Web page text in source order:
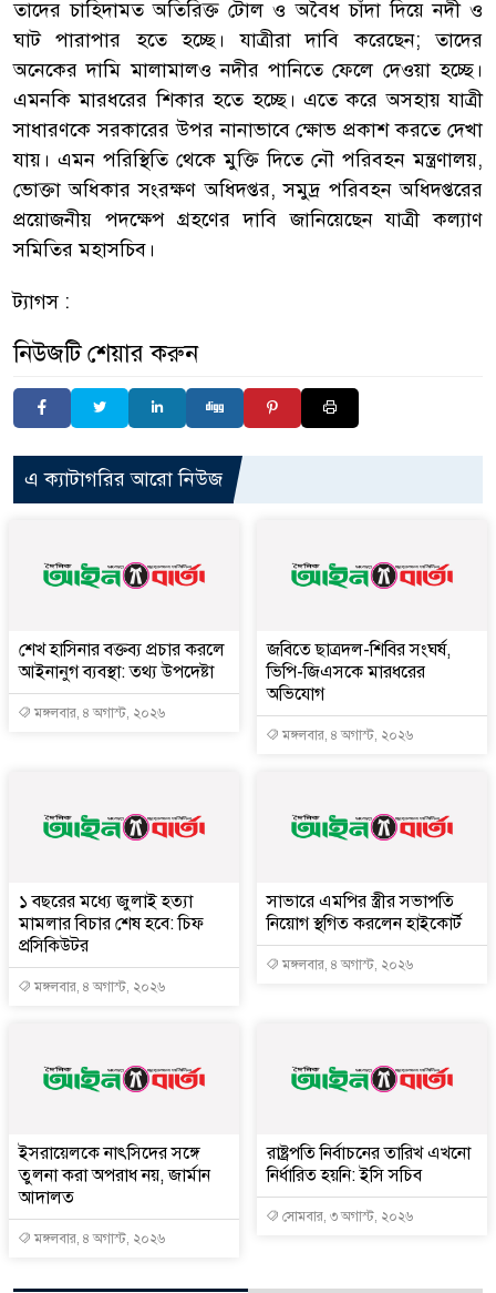
তাদের চাহিদামত অতিরিক্ত টোল ও অবৈধ চাঁদা দিয়ে নদী ও
ঘাট পারাপার হতে হচ্ছে। যাত্রীরা দাবি করেছেন; তাদের
অনেকের দামি মালামালও নদীর পানিতে ফেলে দেওয়া হচ্ছে।
এমনকি মারধরের শিকার হতে হচ্ছে। এতে করে অসহায় যাত্রী
সাধারণকে সরকারের উপর নানাভাবে ক্ষোভ প্রকাশ করতে দেখা
যায়। এমন পরিস্থিতি থেকে মুক্তি দিতে নৌ পরিবহন মন্ত্রণালয়,
ভোক্তা অধিকার সংরক্ষণ অধিদপ্তর, সমুদ্র পরিবহন অধিদপ্তরের
প্রয়োজনীয় পদক্ষেপ গ্রহণের দাবি জানিয়েছেন যাত্রী কল্যাণ
সমিতির মহাসচিব।
ট্যাগস :
নিউজটি শেয়ার করুন
এ ক্যাটাগরির আরো নিউজ
শেখ হাসিনার বক্তব্য প্রচার করলে
আইনানুগ ব্যবস্থা: তথ্য উপদেষ্টা
মঙ্গলবার, ৪ অগাস্ট, ২০২৬
জবিতে ছাত্রদল-শিবির সংঘর্ষ,
ভিপি-জিএসকে মারধরের
অভিযোগ
মঙ্গলবার, ৪ অগাস্ট, ২০২৬
১ বছরের মধ্যে জুলাই হত্যা
মামলার বিচার শেষ হবে: চিফ
প্রসিকিউটর
মঙ্গলবার, ৪ অগাস্ট, ২০২৬
সাভারে এমপির স্ত্রীর সভাপতি
নিয়োগ স্থগিত করলেন হাইকোর্ট
মঙ্গলবার, ৪ অগাস্ট, ২০২৬
ইসরায়েলকে নাৎসিদের সঙ্গে
তুলনা করা অপরাধ নয়, জার্মান
আদালত
মঙ্গলবার, ৪ অগাস্ট, ২০২৬
রাষ্ট্রপতি নির্বাচনের তারিখ এখনো
নির্ধারিত হয়নি: ইসি সচিব
সোমবার, ৩ অগাস্ট, ২০২৬